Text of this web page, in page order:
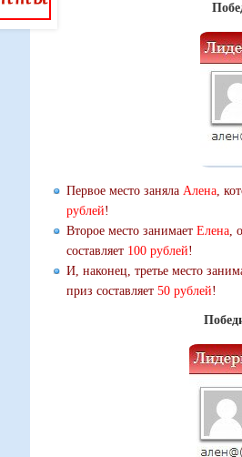
Первое место заняла Алена,
рублей!
Второе место занимает Елена,
составляет 100 рублей!
И, наконец, третье место
приз составляет 50 рублей!